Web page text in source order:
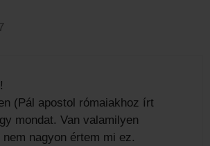
(Pál apostol rómaiakhoz írt
mondat. Van valamilyen
nagyon értem mi ez.